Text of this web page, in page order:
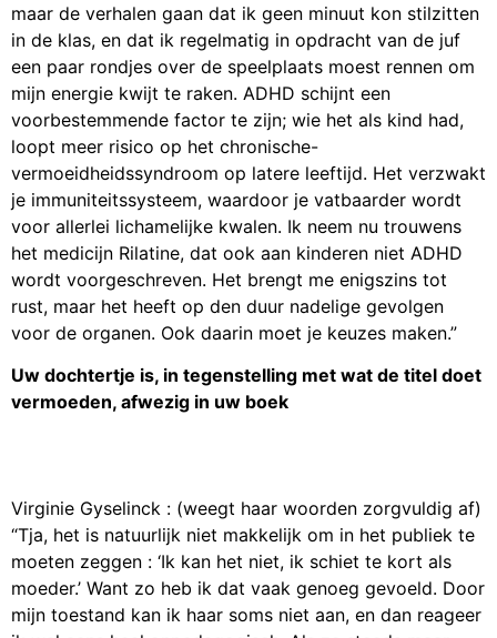
maar de verhalen gaan dat ik geen minuut kon stilzitten
in de klas, en dat ik regelmatig in opdracht van de juf
een paar rondjes over de speelplaats moest rennen om
mijn energie kwijt te raken. ADHD schijnt een
voorbestemmende factor te zijn; wie het als kind had,
loopt meer risico op het chronische-
vermoeidheidssyndroom op latere leeftijd. Het verzwakt
je immuniteitssysteem, waardoor je vatbaarder wordt
voor allerlei lichamelijke kwalen. Ik neem nu trouwens
het medicijn Rilatine, dat ook aan kinderen niet ADHD
wordt voorgeschreven. Het brengt me enigszins tot
rust, maar het heeft op den duur nadelige gevolgen
voor de organen. Ook daarin moet je keuzes maken.”
Uw dochtertje is, in tegenstelling met wat de titel doet
vermoeden, afwezig in uw boek
Virginie Gyselinck : (weegt haar woorden zorgvuldig af)
“Tja, het is natuurlijk niet makkelijk om in het publiek te
moeten zeggen : ‘Ik kan het niet, ik schiet te kort als
moeder.’ Want zo heb ik dat vaak genoeg gevoeld. Door
mijn toestand kan ik haar soms niet aan, en dan reageer